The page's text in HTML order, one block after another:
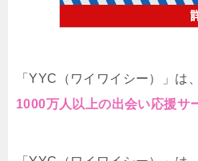
「YYC（ワイワイシー）」は、
1000万人以上の出会い応援サ